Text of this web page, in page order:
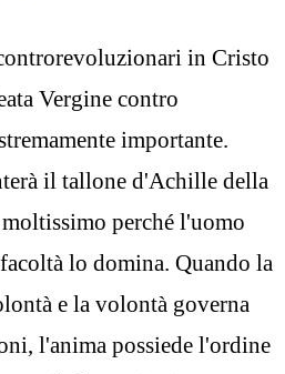
in Cristo
Vergine contro
importante.
il tallone d'Achille della
perché l'uomo
lo domina. Quando la
e la volontà governa
l'anima possiede l'ordine